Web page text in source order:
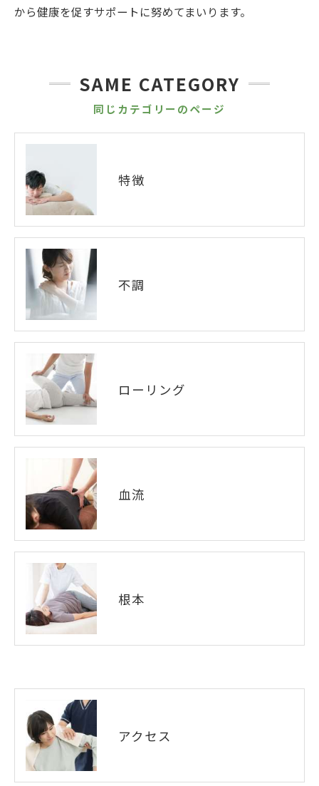
から健康を促すサポートに努めてまいります。
同じカテゴリーのページ
SAME CATEGORY
特徴
不調
ローリング
血流
根本
アクセス